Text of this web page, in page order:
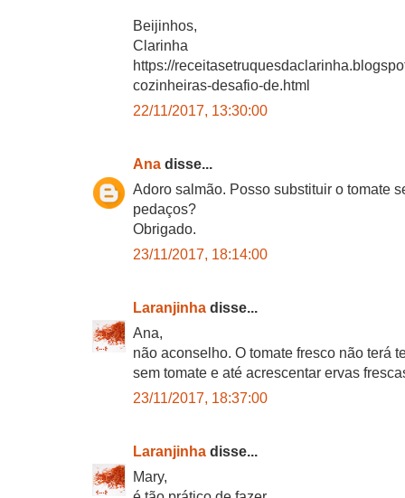
Beijinhos,
Clarinha
https://
cozinheiras-desafio-de.html
22/11/2017, 13:30:00
Ana disse...
Adoro salmão. Posso substituir o tomate
pedaços?
Obrigado.
23/11/2017, 18:14:00
Laranjinha disse...
Ana,
não aconselho. O tomate fresco não terá
sem tomate e até acrescentar ervas
23/11/2017, 18:37:00
Laranjinha disse...
Mary,